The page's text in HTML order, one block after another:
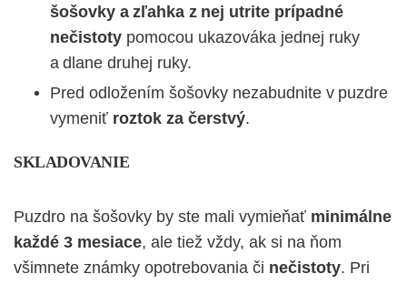
šošovky a zľahka z nej utrite prípadné
nečistoty pomocou ukazováka jednej ruky
a dlane druhej ruky.
Pred odložením šošovky nezabudnite v puzdre
vymeniť roztok za čerstvý.
SKLADOVANIE
Puzdro na šošovky by ste mali vymieňať minimálne
každé 3 mesiace, ale tiež vždy, ak si na ňom
všimnete známky opotrebovania či nečistoty. Pri